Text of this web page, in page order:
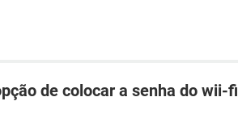
de colocar a senha do wii-fi